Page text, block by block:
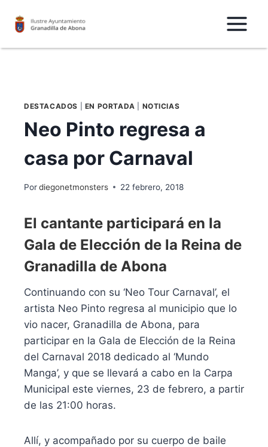
DESTACADOS EN PORTADA NOTICIAS
Neo Pinto regresa a
casa por Carnaval
Pordiegonetmonsters 22 febrero, 2018
El cantante participará en la
Gala de Elección de la Reina de
Granadilla de Abona
Continuando con su ‘Neo Tour Carnaval’, el
artista Neo Pinto regresa al municipio que lo
vio nacer, Granadilla de Abona, para
participar en la Gala de Elección de la Reina
del Carnaval 2018 dedicado al ‘Mundo
Manga’, y que se llevará a cabo en la Carpa
Municipal este viernes, 23 de febrero, a partir
de las 21:00 horas.
Allí, y acompañado por su cuerpo de baile